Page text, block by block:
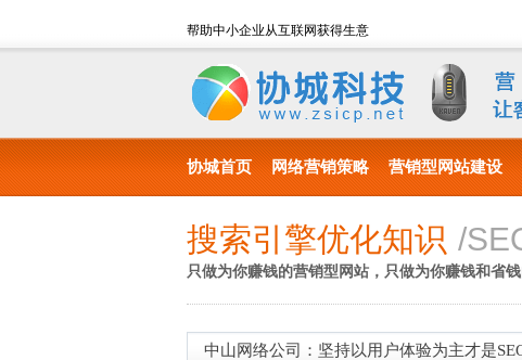
帮助中小企业从互联网获得生意
协城首页 网络营销策略 营销型网站建设
搜索引擎优化知识 /
只做为你赚钱的营销型网站，只做为你赚钱和省
中山网络公司：坚持以用户体验为主才是